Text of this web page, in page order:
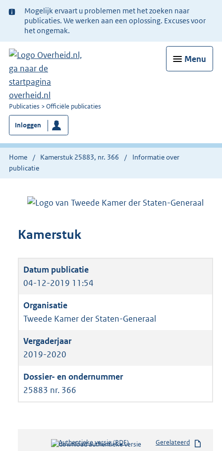
Ter
informatie:
Mogelijk ervaart u problemen met het zoeken naar
publicaties. We werken aan een oplossing. Excuses voor
het ongemak.
Menu
U
bent
nu
hier:
Publicaties Officiële publicaties
Inloggen
Home Kamerstuk 25883, nr. 366
Informatie over
publicatie
Kamerstuk
04-12-2019 11:54
Tweede Kamer der Staten-Generaal
2019-2020
25883 nr. 366
Authentieke versie (PDF)b
Gerelateerd